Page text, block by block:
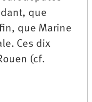
que
que Marine
Ces dix
(cf.